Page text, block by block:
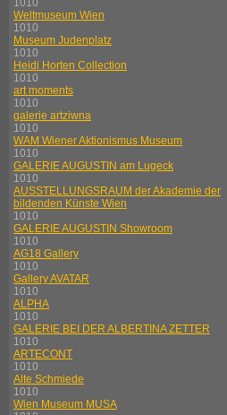
1010
Weltmuseum Wien
1010
Museum Judenplatz
1010
Heidi Horten Collection
1010
art moments
1010
galerie artziwna
1010
WAM Wiener Aktionismus Museum
1010
GALERIE AUGUSTIN am Lugeck
1010
AUSSTELLUNGSRAUM der Akademie der
bildenden Künste Wien
1010
GALERIE AUGUSTIN Showroom
1010
AG18 Gallery
1010
Gallery AVATAR
1010
ALPHA
1010
GALERIE BEI DER ALBERTINA ZETTER
1010
ARTECONT
1010
Alte Schmiede
1010
Wien Museum MUSA